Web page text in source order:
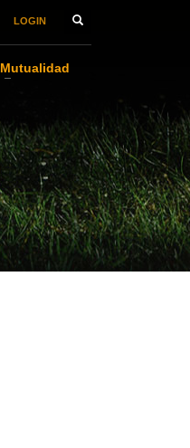
LOGIN
Mutualidad